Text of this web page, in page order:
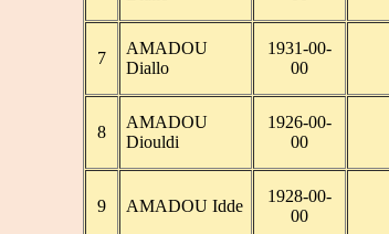
7
AMADOU
Diallo
1931-00-
00
8
AMADOU
Diouldi
1926-00-
00
9 AMADOU Idde
1928-00-
00